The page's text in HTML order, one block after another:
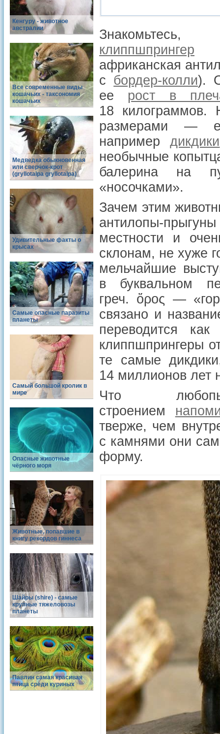
Кенгуру - животное
австралии
Все современные виды
кошачьих - таксономия
кошачьих
Медведка обыкновенная
или сверчок-крот
(gryllotalpa gryllotalpa)
Удивительные факты о
крысах
Самые опасные паразиты
планеты
Самый большой кролик в
мире
Опасные животные
чёрного моря
Животные, попавшие в
книгу рекордов гиннеса
Шайры (shire) - самые
крупные тяжеловозы
планеты
Павлин самая красивая
птица среди куриных
клиппшпрингер
африканская
с бордер-колли).
ее рост в
18 килограммов.
размерами —
напримердикдики
необычные
балерина на
«носочками».
Зачем этим
антилопы-
местности и
склонам, не хуже
мельчайшие
в буквальном
греч. ὄρος —
связано и
переводится
клиппшпрингеры
те самые
14 миллионов лет
Что
строением
тверже, чем
с камнями они
форму.